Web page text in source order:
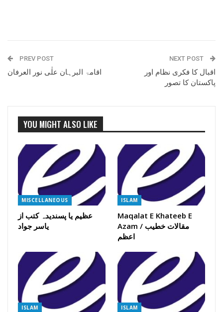
PREV POST
اقامۃ البرہان علٰی نور العرفان
NEXT POST
اقبال کا فکری نظام اور
پاکستان کا تصور
YOU MIGHT ALSO LIKE
MISCELLANEOUS
عظیم یا پسندیدہ کتب از
یاسر جواد
ISLAM
Maqalat E Khateeb E
Azam / مقالات خطیب
اعظم
ISLAM ISLAM